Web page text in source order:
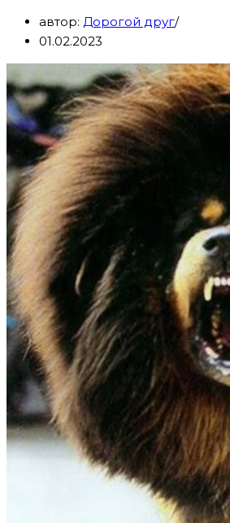
автор: Дорогой друг
01.02.2023